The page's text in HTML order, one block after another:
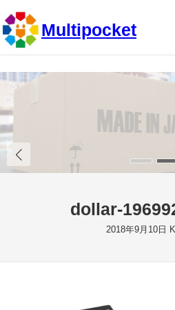
内
容
を
キ
プ
Multipocket
dollar-
2018年9月10日